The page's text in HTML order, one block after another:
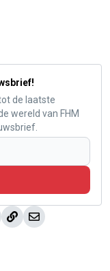
de laatste
wereld van FHM